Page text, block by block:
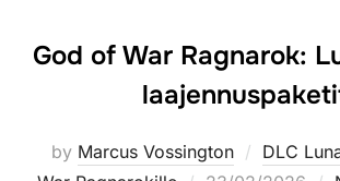
God of War Ragnarok:
by Marcus Vossington
DLC